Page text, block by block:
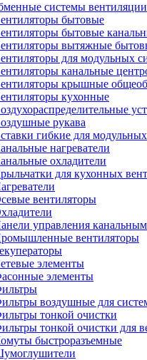
системы вентиляции
бытовые
бытовые
вытяжные
для модульных
канальные
крышные
кухонные
рукава
гибкие для
нагреватели
охладители
для кухонных
вентиляторы
управления
вентиляторы
элементы
элементы
воздушные для
тонкой очистки
тонкой очистки для
быстроразъемные